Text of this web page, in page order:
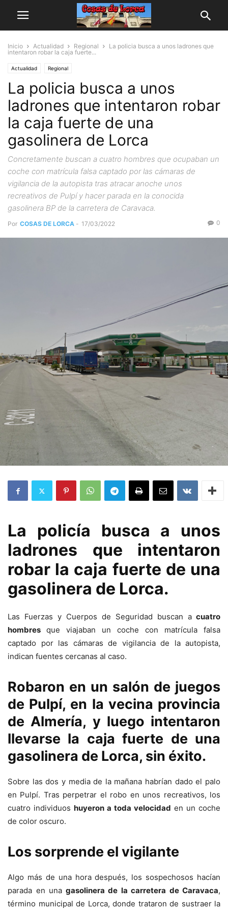
Inicio Actualidad Regional
La policia busca a unos ladrones que
intentaron robar la caja fuerte...
Actualidad Regional
La policia busca a unos
ladrones que intentaron robar
la caja fuerte de una
gasolinera de Lorca
Concretamente buscan a cuatro hombres que ocupaban un
coche con matrícula falsa captado por las cámaras de
vigilancia de la autopista tras atracar anoche unos
recreativos de Pulpí y hacer parada en la conocida
gasolinera BP de la carretera de Caravaca.
Por COSAS DE LORCA - 17/03/2022 0
La policía busca a unos
ladrones que intentaron
robar la caja fuerte de una
gasolinera de Lorca.
Las Fuerzas y Cuerpos de Seguridad buscan a cuatro
hombres que viajaban un coche con matrícula falsa
captado por las cámaras de vigilancia de la autopista,
indican fuentes cercanas al caso.
Robaron en un salón de juegos
de Pulpí, en la vecina provincia
de Almería, y luego intentaron
llevarse la caja fuerte de una
gasolinera de Lorca, sin éxito.
Sobre las dos y media de la mañana habrían dado el palo
en Pulpí. Tras perpetrar el robo en unos recreativos, los
cuatro individuos huyeron a toda velocidad en un coche
de color oscuro.
Los sorprende el vigilante
Algo más de una hora después, los sospechosos hacían
parada en una gasolinera de la carretera de Caravaca,
término municipal de Lorca, donde trataron de sustraer la